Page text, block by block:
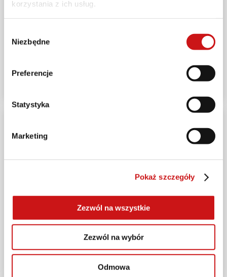
korzystania z ich usług.
zgody
Niezbędne
Preferencje
Statystyka
Marketing
Pokaż szczegóły
Zezwól na wszystkie
Zezwól na wybór
Odmowa
1926-2026: Ducati rozpoczyna świętowanie Stulecia
2025-10-29